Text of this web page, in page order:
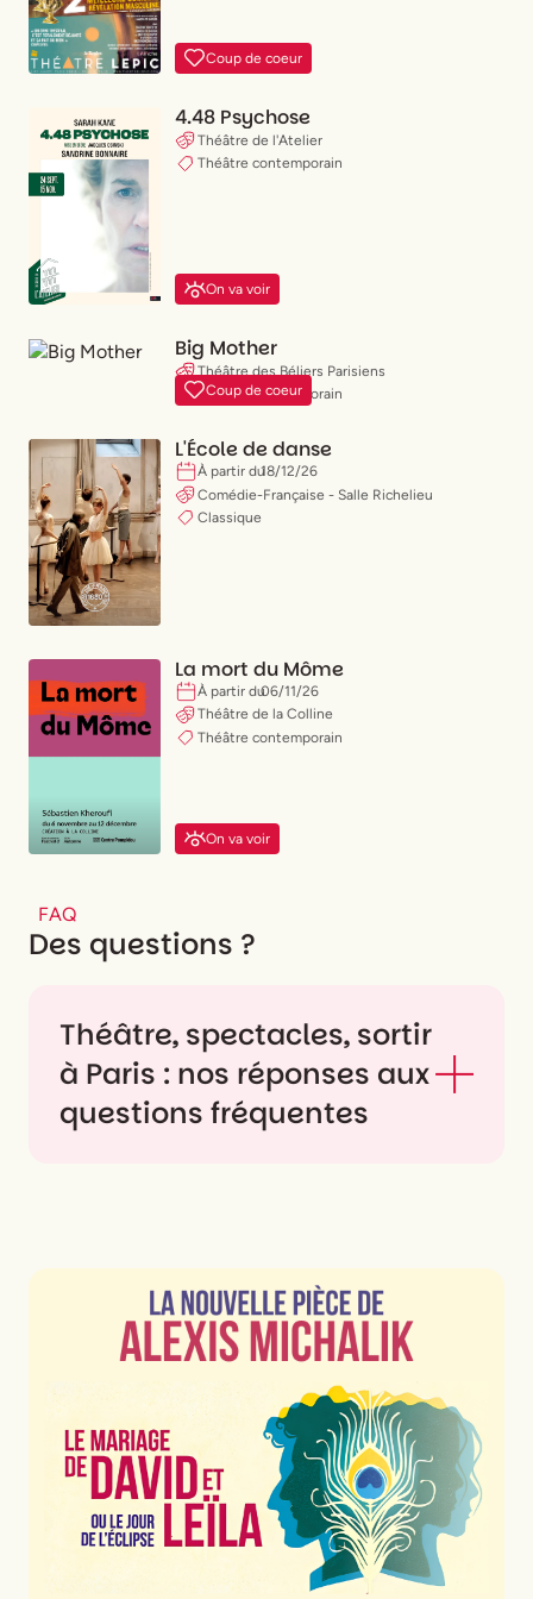
Coup de coeur
4.48 Psychose
Théâtre de l'Atelier
Théâtre contemporain
On va voir
Big Mother
Théâtre des Béliers Parisiens
Théâtre contemporain
Coup de coeur
L'École de danse
À partir du18/12/26
Comédie-Française - Salle Richelieu
Classique
La mort du Môme
À partir du06/11/26
Théâtre de la Colline
Théâtre contemporain
On va voir
FAQ
Des questions ?
Théâtre, spectacles, sortir
à Paris : nos réponses aux
questions fréquentes
À Paris, on peut découvrir une incroyable
diversité de spectacles : pièces de théâtre
classique ou contemporaines, comédies
musicales, spectacles comiques, opéras,
ballets, théâtre d’improvisation,
marionnettes, cabaret, cirque
contemporain, one man show, spectacles
jeune public ou productions internationales.
De la Comédie-Française au Théâtre